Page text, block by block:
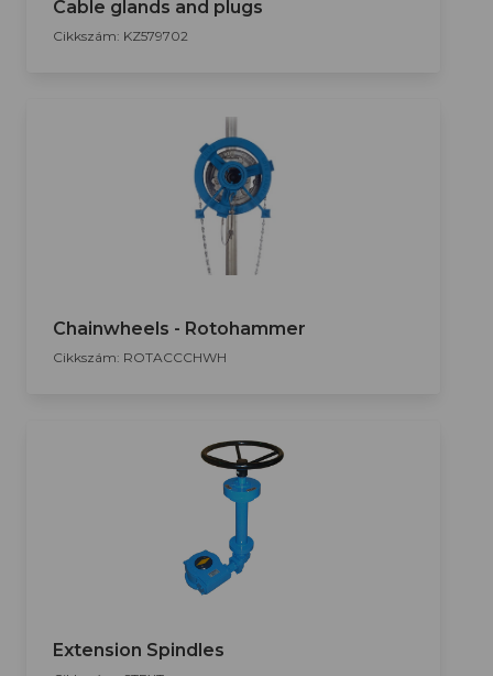
Cable glands and plugs
Cikkszám: KZ579702
Chainwheels - Rotohammer
Cikkszám: ROTACCCHWH
Extension Spindles